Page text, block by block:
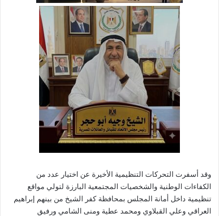
وقد أسفرت التحركات التنظيمية الأخيرة عن اختيار عدد من
الكفاءات الوطنية والشخصيات المجتمعية البارزة لتولي مواقع
تنظيمية داخل أمانة المجلس بمحافظة كفر الشيخ من بينهم إبراهيم
العراقي وعلي القبلاوي ومحمد عطية ومنى الشامي ورفيق